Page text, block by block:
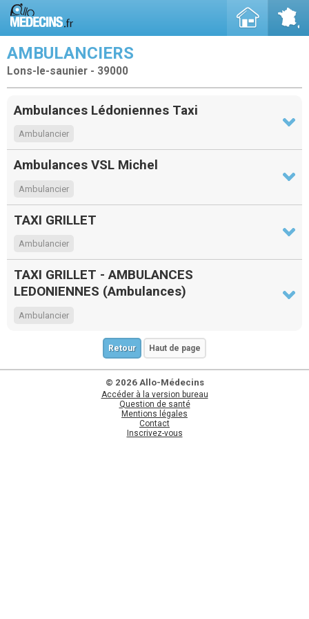
AMBULANCIERS
Lons-le-saunier - 39000
Ambulances Lédoniennes Taxi
Ambulancier
Ambulances VSL Michel
Ambulancier
TAXI GRILLET
Ambulancier
TAXI GRILLET - AMBULANCES
LEDONIENNES (Ambulances)
Ambulancier
Retour Haut de page
© 2026 Allo-Médecins
Accéder à la version bureau
Question de santé
Mentions légales
Contact
Inscrivez-vous